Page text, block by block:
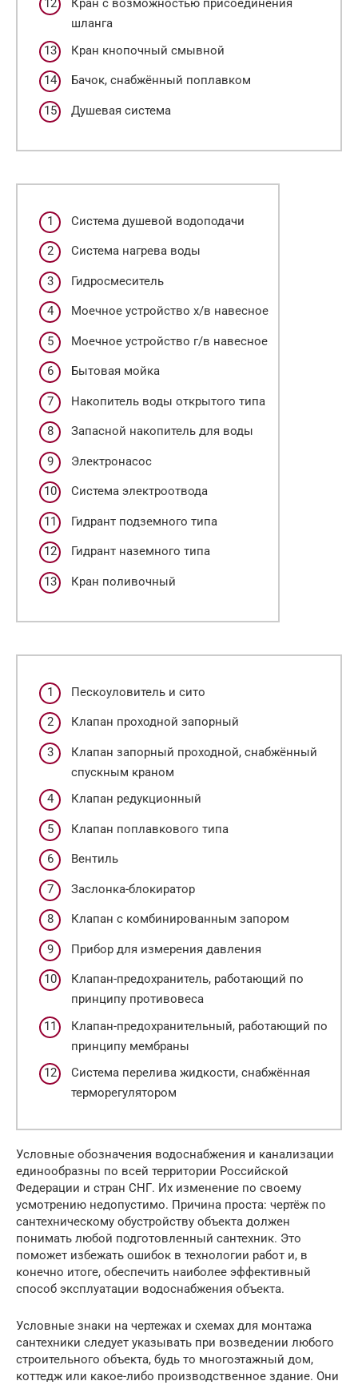
Кран с возможностью присоединения
шланга
Кран кнопочный смывной
Бачок, снабжённый поплавком
Душевая система
Система душевой водоподачи
Система нагрева воды
Гидросмеситель
Моечное устройство х/в навесное
Моечное устройство г/в навесное
Бытовая мойка
Накопитель воды открытого типа
Запасной накопитель для воды
Электронасос
Система электроотвода
Гидрант подземного типа
Гидрант наземного типа
Кран поливочный
Пескоуловитель и сито
Клапан проходной запорный
Клапан запорный проходной, снабжённый
спускным краном
Клапан редукционный
Клапан поплавкового типа
Вентиль
Заслонка-блокиратор
Клапан с комбинированным запором
Прибор для измерения давления
Клапан-предохранитель, работающий по
принципу противовеса
Клапан-предохранительный, работающий по
принципу мембраны
Система перелива жидкости, снабжённая
терморегулятором
Условные обозначения водоснабжения и канализации
единообразны по всей территории Российской
Федерации и стран СНГ. Их изменение по своему
усмотрению недопустимо. Причина проста: чертёж по
сантехническому обустройству объекта должен
понимать любой подготовленный сантехник. Это
поможет избежать ошибок в технологии работ и, в
конечно итоге, обеспечить наиболее эффективный
способ эксплуатации водоснабжения объекта.
Условные знаки на чертежах и схемах для монтажа
сантехники следует указывать при возведении любого
строительного объекта, будь то многоэтажный дом,
коттедж или какое-либо производственное здание. Они